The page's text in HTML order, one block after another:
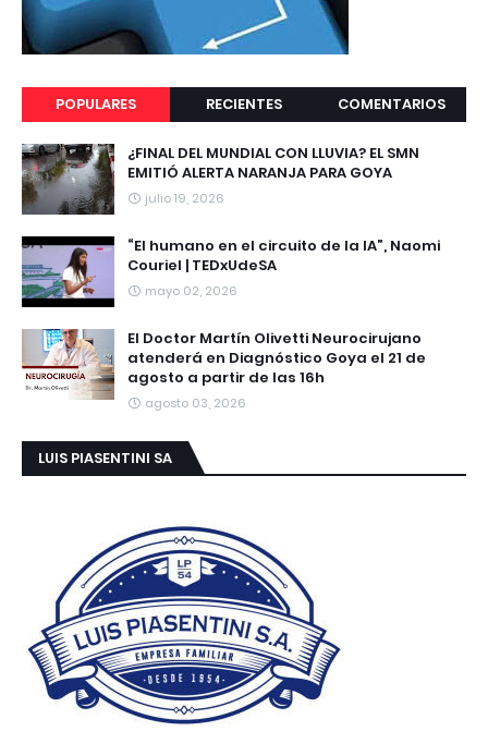
POPULARES RECIENTES COMENTARIOS
¿FINAL DEL MUNDIAL CON LLUVIA? EL SMN
EMITIÓ ALERTA NARANJA PARA GOYA
julio 19, 2026
“El humano en el circuito de la IA”, Naomi
Couriel | TEDxUdeSA
mayo 02, 2026
El Doctor Martín Olivetti Neurocirujano
atenderá en Diagnóstico Goya el 21 de
agosto a partir de las 16h
agosto 03, 2026
LUIS PIASENTINI SA